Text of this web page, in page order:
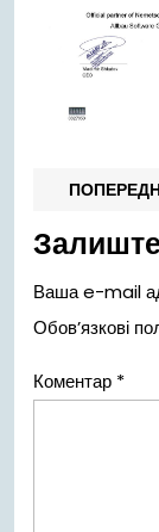
записів
Ваша e-mail
Обов’язкові
Коментар *